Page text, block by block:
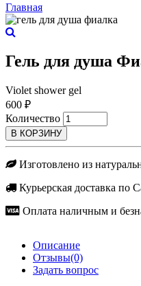
Скрабы
Шампуни
Гели для душа
Твердые мыла
Жидкие мыла
Гидролаты
Лосьоны
Маски
Аксессуары
Акции и скидки
Контакты
Вы здесь
Главная
Гель для душа
Violet shower gel
600 ₽
Количество
Изготовлено из
Курьерская доставка по
Оплата наличным и
Описание
Отзывы(0)
Задать вопрос